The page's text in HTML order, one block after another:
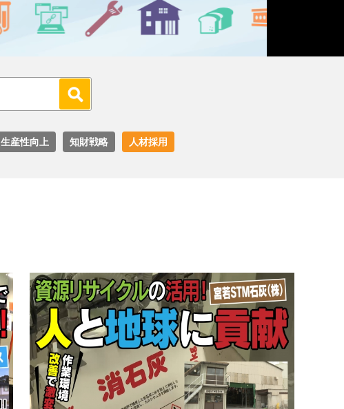
生産性向上 知財戦略 人材採用